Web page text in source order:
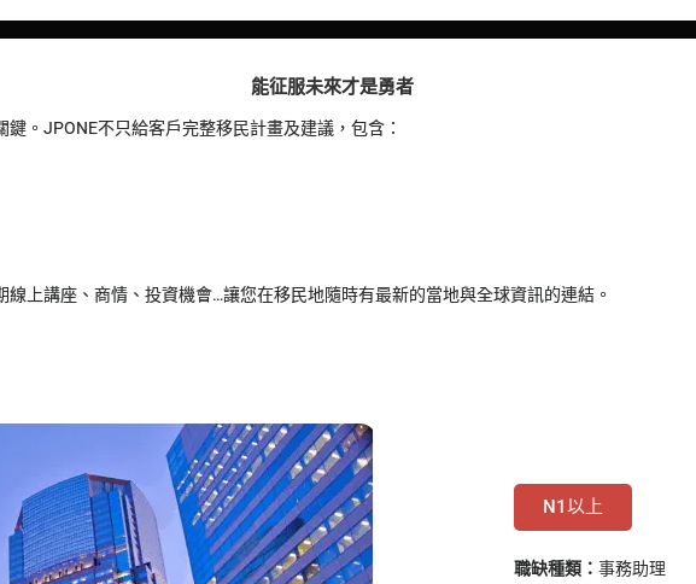
能征服未來才是勇者
。JPONE不只給客戶完整移民計畫及建議，包含：
上講座、商情、投資機會…讓您在移民地隨時有最新的當地與全球資訊的連結。
N1以上
職缺種類： 事務助理